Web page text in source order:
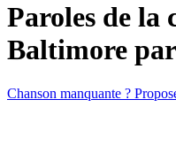
Paroles de la
Baltimore par
Chanson manquante ?